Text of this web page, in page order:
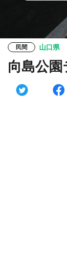
民間 山口県
向島公